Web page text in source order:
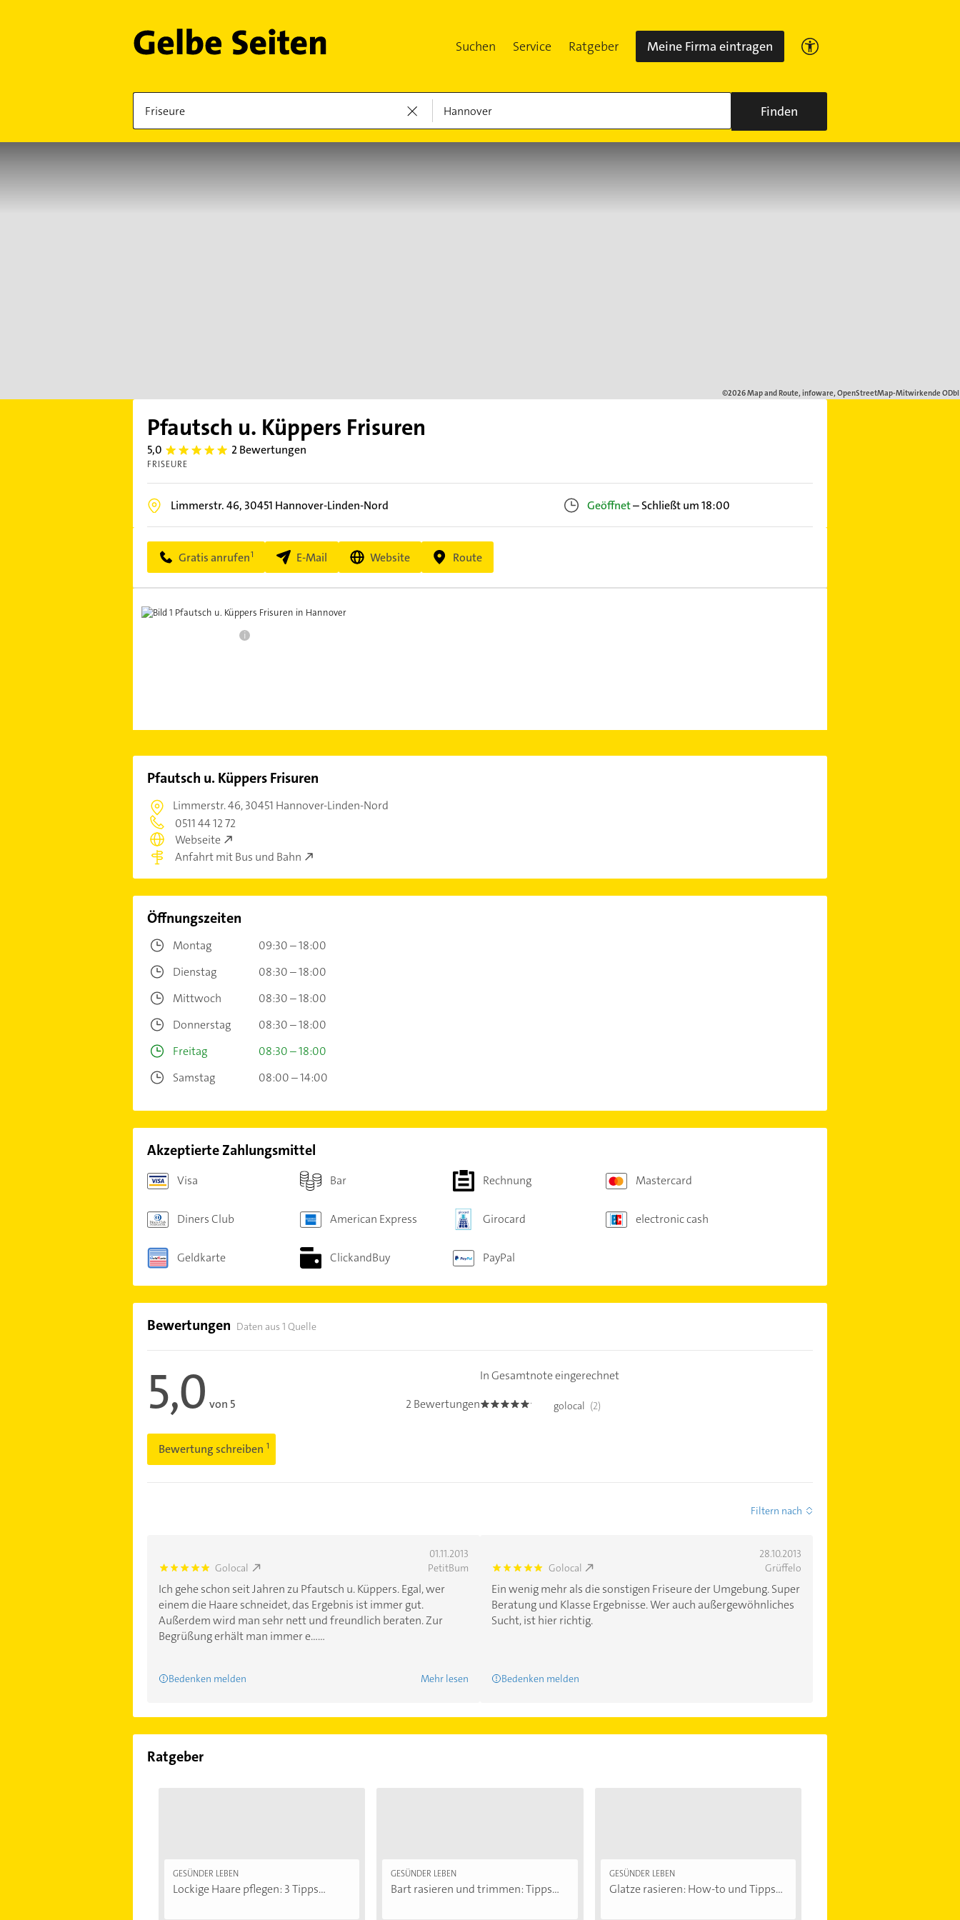
Suchen Service Ratgeber Meine Firma eintragen
Finden
Pfautsch u. Küppers Frisuren
5,0 5.0 2 Bewertungen
FRISEURE
Limmerstr. 46, 30451 Hannover-Linden-Nord Geöffnet– Schließt um 18:00
Gratis anrufen E-Mail Website Route
i
Pfautsch u. Küppers Frisuren
Limmerstr. 46,30451 Hannover-Linden-Nord
0511 44 12 72
Webseite
Anfahrt mit Bus und Bahn
Öffnungszeiten
Montag
09:30 – 18:00
Dienstag
08:30 – 18:00
Mittwoch
08:30 – 18:00
Donnerstag
08:30 – 18:00
Freitag
08:30 – 18:00
Samstag
08:00 – 14:00
Akzeptierte Zahlungsmittel
Visa Bar Rechnung Mastercard
Diners Club American Express Girocard electronic cash
Geldkarte ClickandBuy PayPal
Bewertungen Daten aus 1 Quelle
5,0 von 5 2 Bewertungen
Bewertung schreiben
In Gesamtnote eingerechnet
5.0 golocal (2)
Filtern nach
01.11.2013
5.0 Golocal PetitBum
Ich gehe schon seit Jahren zu Pfautsch u. Küppers. Egal, wer
einem die Haare schneidet, das Ergebnis ist immer gut.
Außerdem wird man sehr nett und freundlich beraten. Zur
Begrüßung erhält man immer e......
Bedenken melden Mehr lesen
28.10.2013
5.0 Golocal Grüffelo
Ein wenig mehr als die sonstigen Friseure der Umgebung. Super
Beratung und Klasse Ergebnisse. Wer auch außergewöhnliches
Sucht, ist hier richtig.
Bedenken melden
Ratgeber
GESÜNDER LEBEN
Lockige Haare pflegen: 3 Tipps...
GESÜNDER LEBEN
Bart rasieren und trimmen: Tipps...
GESÜNDER LEBEN
Glatze rasieren: How-to und Tipps...